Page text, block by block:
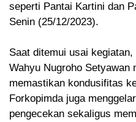
seperti Pantai Kartini dan
Senin (25/12/2023).
Saat ditemui usai
Wahyu Nugroho Setyawan
memastikan kondusifitas
Forkopimda juga
pengecekan sekaligus